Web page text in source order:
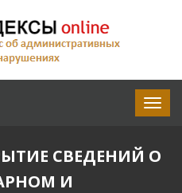
СВЕДЕНИЙ О
И